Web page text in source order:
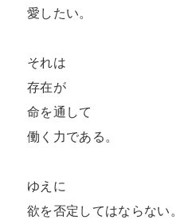
愛したい。
それは
存在が
命を通して
働く力である。
ゆえに
欲を否定してはならない。